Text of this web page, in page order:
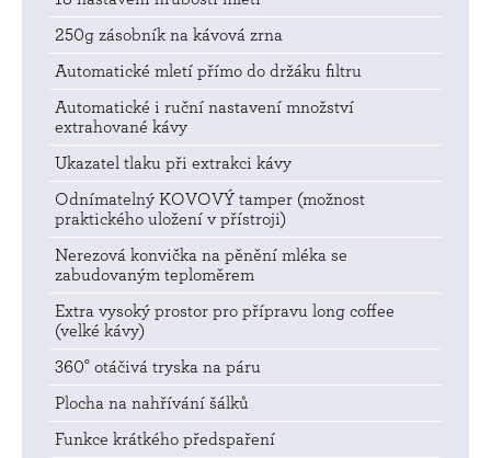
250g zásobník na kávová zrna
Automatické mletí přímo do držáku filtru
Automatické i ruční nastavení množství
extrahované kávy
Ukazatel tlaku při extrakci kávy
Odnímatelný KOVOVÝ tamper (možnost
praktického uložení v přístroji)
Nerezová konvička na pěnění mléka se
zabudovaným teploměrem
Extra vysoký prostor pro přípravu long coffee
(velké kávy)
360° otáčivá tryska na páru
Plocha na nahřívání šálků
Funkce krátkého předspaření